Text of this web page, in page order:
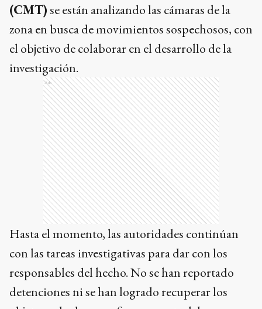
el objetivo de colaborar en el desarrollo de la
investigación.
Ads
Hasta el momento, las autoridades continúan
con las tareas investigativas para dar con los
responsables del hecho. No se han reportado
detenciones ni se han logrado recuperar los
objetos robados, que forman parte del
patrimonio deportivo del reconocido